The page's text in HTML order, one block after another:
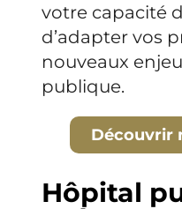
votre capacité
d’adapter vos
nouveaux
publique.
Découvrir
Hôpital